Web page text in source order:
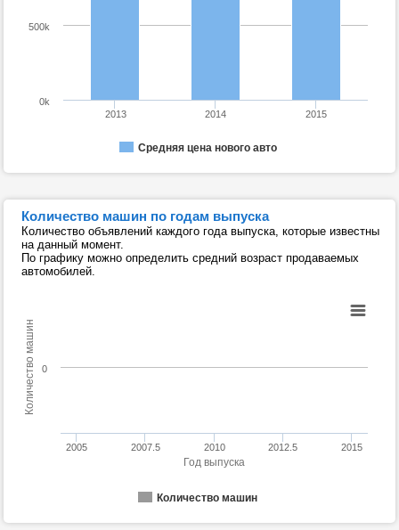
Средняя цена нового авто
2013 2014 2015
0k
500k
Количество машин по годам выпуска
Количество объявлений каждого года выпуска, которые известны
на данный момент.
По графику можно определить средний возраст продаваемых
автомобилей.
Год выпуска
Количество машин
Количество машин
2005 2007.5 2010 2012.5 2015
0